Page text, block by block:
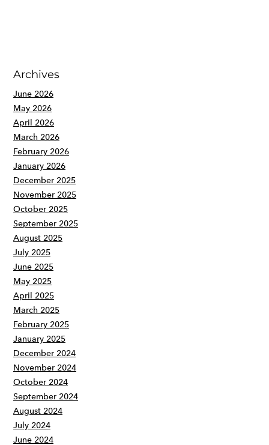
Archives
June 2026
May 2026
April 2026
March 2026
February 2026
January 2026
December 2025
November 2025
October 2025
September 2025
August 2025
July 2025
June 2025
May 2025
April 2025
March 2025
February 2025
January 2025
December 2024
November 2024
October 2024
September 2024
August 2024
July 2024
June 2024